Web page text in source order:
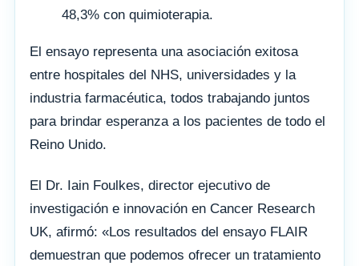
48,3% con quimioterapia.
El ensayo representa una asociación exitosa
entre hospitales del NHS, universidades y la
industria farmacéutica, todos trabajando juntos
para brindar esperanza a los pacientes de todo el
Reino Unido.
El Dr. Iain Foulkes, director ejecutivo de
investigación e innovación en Cancer Research
UK, afirmó: «Los resultados del ensayo FLAIR
demuestran que podemos ofrecer un tratamiento